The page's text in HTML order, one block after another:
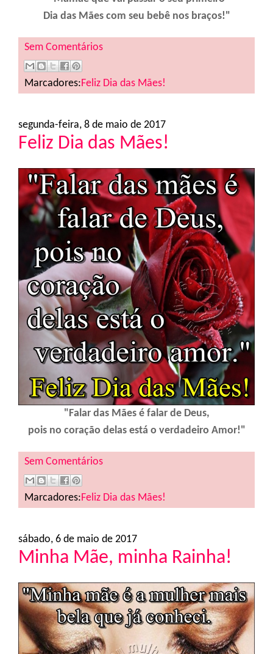
Dia das Mães com seu bebê nos braços!"
Sem Comentários
Marcadores:Feliz Dia das Mães!
segunda-feira, 8 de maio de 2017
Feliz Dia das Mães!
"Falar das Mães é falar de Deus,
pois no coração delas está o verdadeiro Amor!"
Sem Comentários
Marcadores:Feliz Dia das Mães!
sábado, 6 de maio de 2017
Minha Mãe, minha Rainha!